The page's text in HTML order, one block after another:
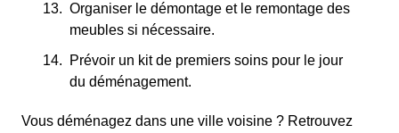
Organiser le démontage et le remontage des
meubles si nécessaire.
Prévoir un kit de premiers soins pour le jour
du déménagement.
Vous déménagez dans une ville voisine ? Retrouvez